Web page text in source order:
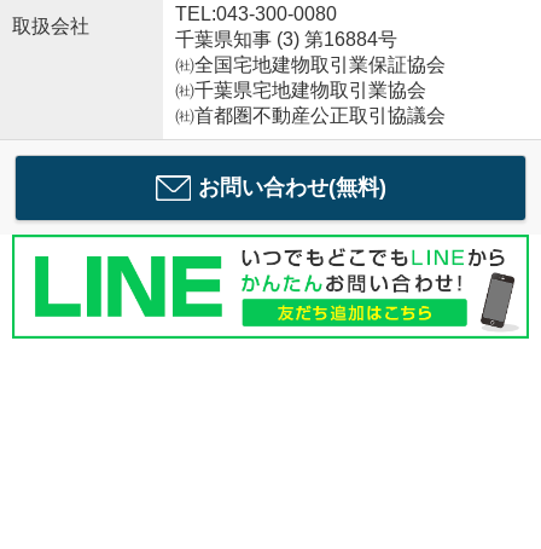
取扱会社
TEL:043-300-0080
千葉県知事 (3) 第16884号
㈳全国宅地建物取引業保証協会
㈳千葉県宅地建物取引業協会
㈳首都圏不動産公正取引協議会
お問い合わせ(無料)